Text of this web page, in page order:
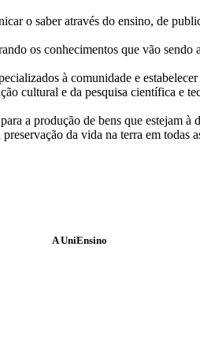
o saber através do ensino, de
os conhecimentos que vão sendo
à comunidade e
cultural e da pesquisa científica e
a produção de bens que estejam à
da vida na terra em todas
A UniEnsino